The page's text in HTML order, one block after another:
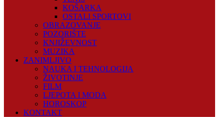
KOŠARKA
OSTALI SPORTOVI
OBRAZOVANJE
POZORIŠTE
KNJIŽEVNOST
MUZIKA
ZANIMLJIVO
NAUKA I TEHNOLOGIJA
ŽIVOTINJE
FILM
LJEPOTA I MODA
HOROSKOP
KONTAKT